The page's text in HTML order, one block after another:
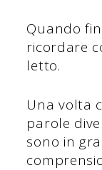
Quando
ricordare
letto.
Una volta
parole
sono in